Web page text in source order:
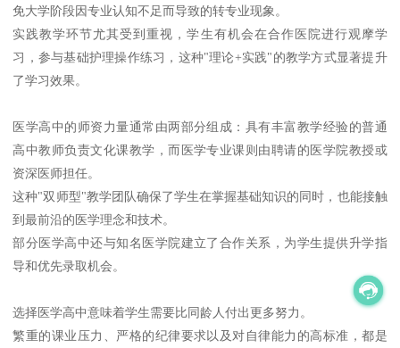
免大学阶段因专业认知不足而导致的转专业现象。
实践教学环节尤其受到重视，学生有机会在合作医院进行观摩学
习，参与基础护理操作练习，这种"理论+实践"的教学方式显著提升
了学习效果。
医学高中的师资力量通常由两部分组成：具有丰富教学经验的普通
高中教师负责文化课教学，而医学专业课则由聘请的医学院教授或
资深医师担任。
这种"双师型"教学团队确保了学生在掌握基础知识的同时，也能接触
到最前沿的医学理念和技术。
部分医学高中还与知名医学院建立了合作关系，为学生提供升学指
导和优先录取机会。
选择医学高中意味着学生需要比同龄人付出更多努力。
繁重的课业压力、严格的纪律要求以及对自律能力的高标准，都是